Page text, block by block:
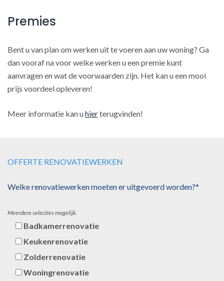
Premies
Bent u van plan om werken uit te voeren aan uw woning? Ga
dan vooraf na voor welke werken u een premie kunt
aanvragen en wat de voorwaarden zijn. Het kan u een mooi
prijs voordeel opleveren!
Meer informatie kan uhierterugvinden!
OFFERTE RENOVATIEWERKEN
Welke renovatiewerken moeten er uitgevoerd worden?*
Meerdere selecties mogelijk.
Badkamerrenovatie
Keukenrenovatie
Zolderrenovatie
Woningrenovatie